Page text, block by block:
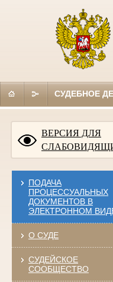
СУДЕБНОЕ
ВЕРСИЯ ДЛЯ
ПОДАЧА
ПРОЦЕССУАЛЬНЫХ
ДОКУМЕНТОВ В
ЭЛЕКТРОННОМ
О СУДЕ
СУДЕЙСКОЕ
СООБЩЕСТВО